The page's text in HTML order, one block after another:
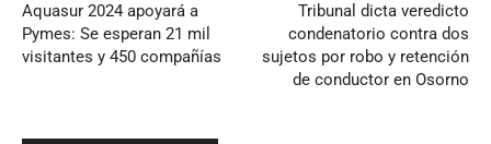
Aquasur 2024 apoyará a
Pymes: Se esperan 21 mil
visitantes y 450 compañías
Tribunal dicta veredicto
condenatorio contra dos
sujetos por robo y retención
de conductor en Osorno